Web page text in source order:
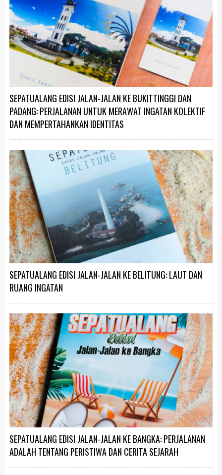
SEPATUALANG EDISI JALAN-JALAN KE BUKITTINGGI DAN
PADANG: PERJALANAN UNTUK MERAWAT INGATAN KOLEKTIF
DAN MEMPERTAHANKAN IDENTITAS
SEPATUALANG EDISI JALAN-JALAN KE BELITUNG: LAUT DAN
RUANG INGATAN
SEPATUALANG EDISI JALAN-JALAN KE BANGKA: PERJALANAN
ADALAH TENTANG PERISTIWA DAN CERITA SEJARAH